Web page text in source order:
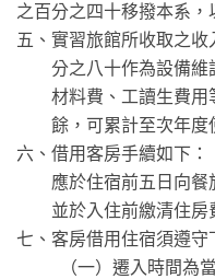
之百分之四十移撥本系，
五、實習旅館所收取之
分之八十作為設備維
材料費、工讀生費用
餘，可累計至次年度
六、借用客房手續如下：
應於住宿前五日向餐
並於入住前繳清住房
七、客房借用住宿須遵守
（一）遷入時間為